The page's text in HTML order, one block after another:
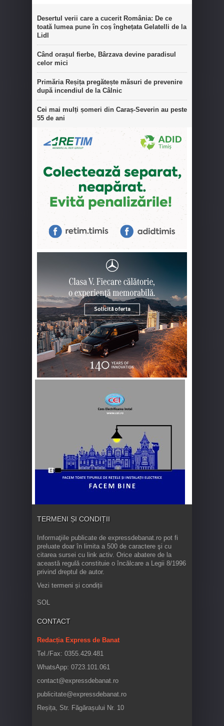
Desertul verii care a cucerit România: De ce
toată lumea pune în coș înghețata Gelatelli de la
Lidl
Când orașul fierbe, Bârzava devine paradisul
celor mici
Primăria Reșița pregătește măsuri de prevenire
după incendiul de la Câlnic
Cei mai mulți șomeri din Caraș-Severin au peste
55 de ani
TERMENI ȘI CONDIȚII
Informaţiile publicate de expressdebanat.ro pot fi
preluate doar în limita a 500 de caractere şi cu
citarea sursei cu link activ. Orice abatere de la
această regulă constituie o încălcare a Legii 8/1996
privind dreptul de autor.
Vezi termeni și condiții
SOL
CONTACT
Redacția Express de Banat
Tel./Fax: 0355.429.481
WhatsApp: 0723.101.061
contact@expressdebanat.ro
publicitate@expressdebanat.ro
Reșița, Str. Făgărașului Nr. 10